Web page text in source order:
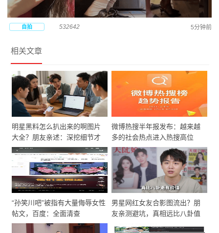
自拍 532642 5分钟前
相关文章
明星黑料怎么扒出来的啊图片
大全？朋友亲述：深挖细节才
靠谱
微博热搜半年报发布：越来越
多的社会热点进入热搜高位
“孙笑川吧”被指有大量侮辱女性
帖文，百度：全面清查
男星网红女友合影图流出？朋
友亲测避坑，真相远比八卦值